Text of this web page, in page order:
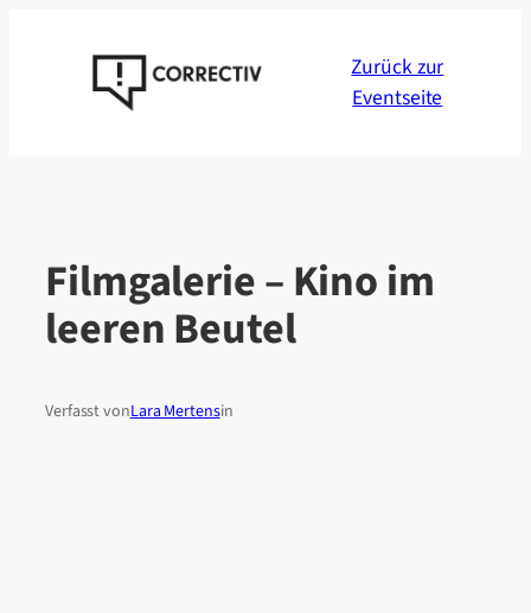
Zurück zur
Eventseite
Filmgalerie – Kino im
leeren Beutel
Verfasst vonLara Mertensin